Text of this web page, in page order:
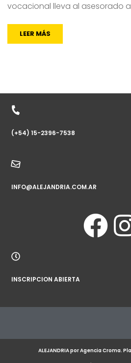
vocacional lleva al asesorado
LEER MÁS
(+54) 15-2396-7538
INFO@ALEJANDRIA.COM.AR
INSCRIPCION ABIERTA
ALEJANDRIA por Agencia Croma.